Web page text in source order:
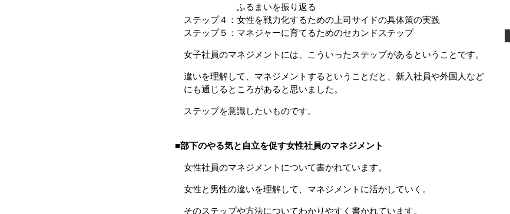
ふるまいを振り返る
ステップ４：女性を戦力化するための上司サイドの具体策の実践
ステップ５：マネジャーに育てるためのセカンドステップ
女子社員のマネジメントには、こういったステップがあるということです。
違いを理解して、マネジメントするということだと、新入社員や外国人など
にも通じるところがあると思いました。
ステップを意識したいものです。
■部下のやる気と自立を促す女性社員のマネジメント
女性社員のマネジメントについて書かれています。
女性と男性の違いを理解して、マネジメントに活かしていく。
そのステップや方法についてわかりやすく書かれています。